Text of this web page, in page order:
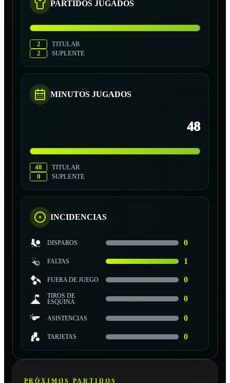
PARTIDOS JUGADOS
2
TITULAR
2
SUPLENTE
MINUTOS JUGADOS
48
48
TITULAR
0
SUPLENTE
INCIDENCIAS
DISPAROS 0
FALTAS 1
FUERA DE JUEGO 0
TIROS DE
ESQUINA
0
ASISTENCIAS 0
TARJETAS 0
PRÓXIMOS PARTIDOS